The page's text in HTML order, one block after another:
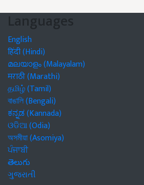
Languages
English
हिंदी (Hindi)
മലയാളം (Malayalam)
मराठी (Marathi)
தமிழ் (Tamil)
বাঙালি (Bengali)
ಕನ್ನಡ (Kannada)
ଓଡିଆ (Odia)
অসমীয়া (Asomiya)
ਪੰਜਾਬੀ
తెలుగు
ગુજરાતી